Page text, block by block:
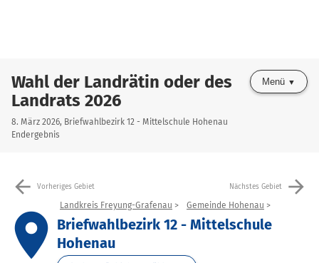
Wahl der Landrätin oder des
Landrats 2026
8. März 2026, Briefwahlbezirk 12 - Mittelschule Hohenau
Endergebnis
Menü
arrow_back Vorheriges Gebiet Nächstes Gebiet arrow_forward
place
Landkreis Freyung-Grafenau Gemeinde Hohenau
Briefwahlbezirk 12 - Mittelschule
Hohenau